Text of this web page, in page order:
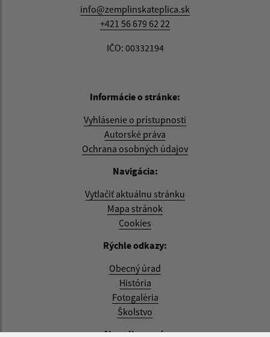
info@zemplinskateplica.sk
+421 56 679 62 22
IČO: 00332194
Informácie o stránke:
Vyhlásenie o prístupnosti
Autorské práva
Ochrana osobných údajov
Navigácia:
Vytlačiť aktuálnu stránku
Mapa stránok
Cookies
Rýchle odkazy:
Obecný úrad
História
Fotogaléria
Školstvo
Aktualizované: